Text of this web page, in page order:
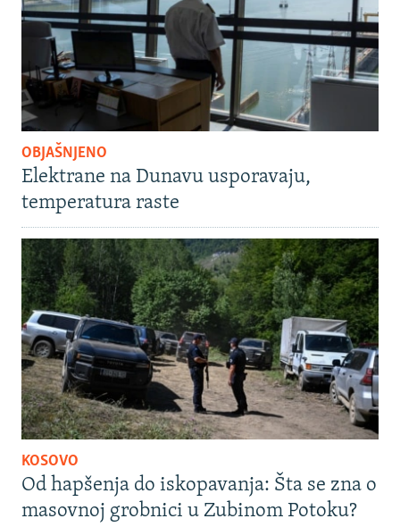
OBJAŠNJENO
Elektrane na Dunavu usporavaju,
temperatura raste
KOSOVO
Od hapšenja do iskopavanja: Šta se zna o
masovnoj grobnici u Zubinom Potoku?